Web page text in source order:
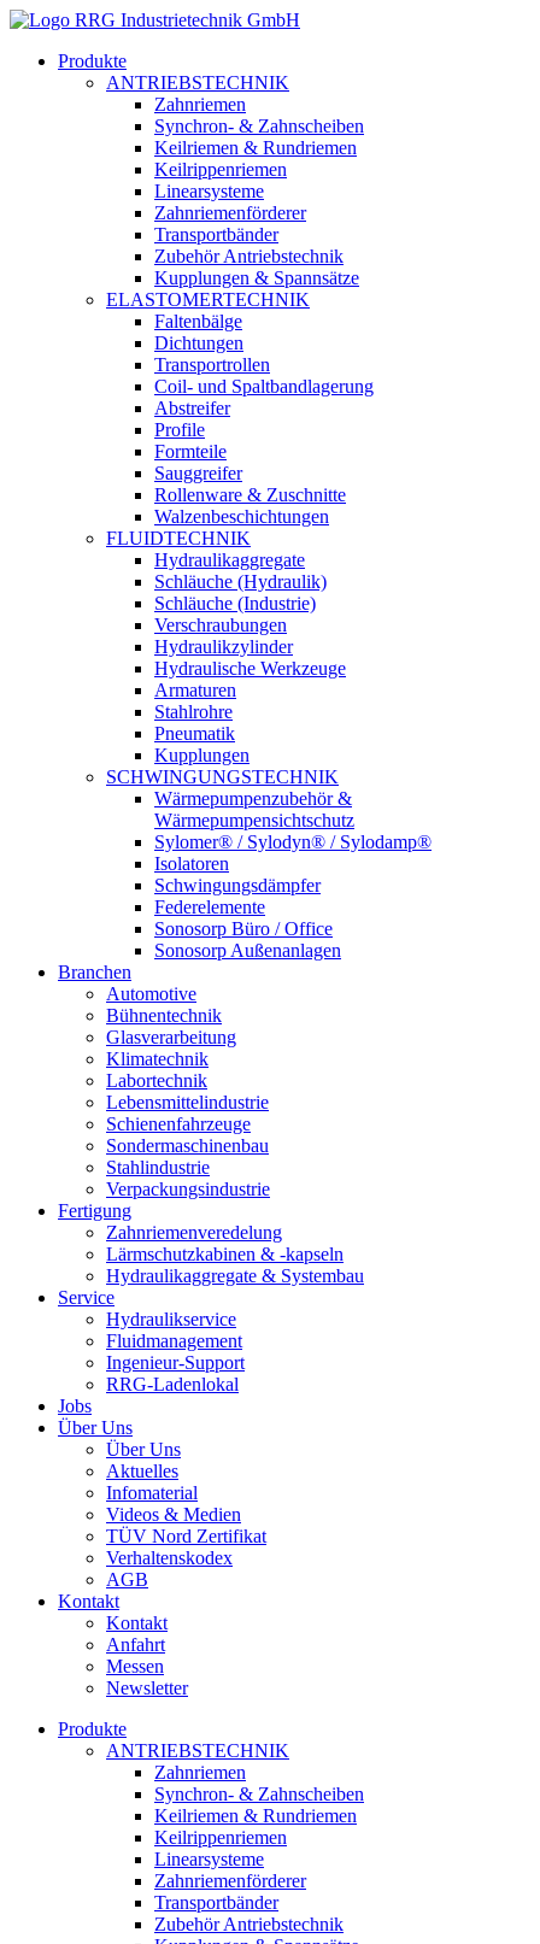
Produkte
ANTRIEBSTECHNIK
Zahnriemen
Synchron- & Zahnscheiben
Keilriemen & Rundriemen
Keilrippenriemen
Linearsysteme
Zahnriemenförderer
Transportbänder
Zubehör Antriebstechnik
Kupplungen & Spannsätze
ELASTOMERTECHNIK
Faltenbälge
Dichtungen
Transportrollen
Coil- und Spaltbandlagerung
Abstreifer
Profile
Formteile
Sauggreifer
Rollenware & Zuschnitte
Walzenbeschichtungen
FLUIDTECHNIK
Hydraulikaggregate
Schläuche (Hydraulik)
Schläuche (Industrie)
Verschraubungen
Hydraulikzylinder
Hydraulische Werkzeuge
Armaturen
Stahlrohre
Pneumatik
Kupplungen
SCHWINGUNGSTECHNIK
Wärmepumpenzubehör &
Wärmepumpensichtschutz
Sylomer® / Sylodyn® / Sylodamp®
Isolatoren
Schwingungsdämpfer
Federelemente
Sonosorp Büro / Office
Sonosorp Außenanlagen
Branchen
Automotive
Bühnentechnik
Glasverarbeitung
Klimatechnik
Labortechnik
Lebensmittelindustrie
Schienenfahrzeuge
Sondermaschinenbau
Stahlindustrie
Verpackungsindustrie
Fertigung
Zahnriemenveredelung
Lärmschutzkabinen & -kapseln
Hydraulikaggregate & Systembau
Service
Hydraulikservice
Fluidmanagement
Ingenieur-Support
RRG-Ladenlokal
Jobs
Über Uns
Über Uns
Aktuelles
Infomaterial
Videos & Medien
TÜV Nord Zertifikat
Verhaltenskodex
AGB
Kontakt
Kontakt
Anfahrt
Messen
Newsletter
Produkte
ANTRIEBSTECHNIK
Zahnriemen
Synchron- & Zahnscheiben
Keilriemen & Rundriemen
Keilrippenriemen
Linearsysteme
Zahnriemenförderer
Transportbänder
Zubehör Antriebstechnik